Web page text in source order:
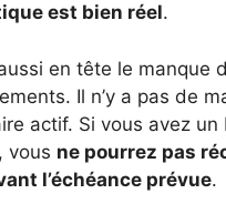
est bien réel.
en tête le manque
Il n’y a pas de
actif. Si vous avez
vous ne pourrez pas
l’échéance prévue.